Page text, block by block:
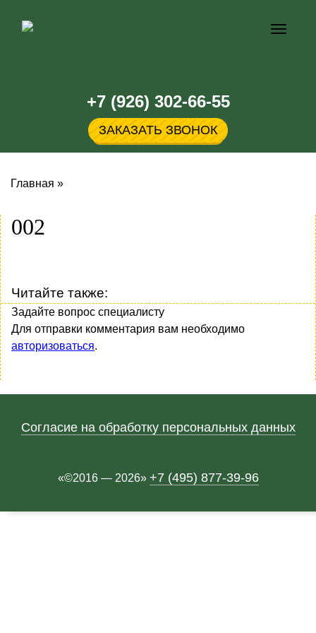
Кнопка
+7 (926) 302-66-55
ЗАКАЗАТЬ ЗВОНОК
Главная »
002
Читайте также:
Задайте вопрос специалисту
Для отправки комментария вам необходимо
авторизоваться.
Согласие на обработку персональных данных
«©2016 — 2026» +7 (495) 877-39-96